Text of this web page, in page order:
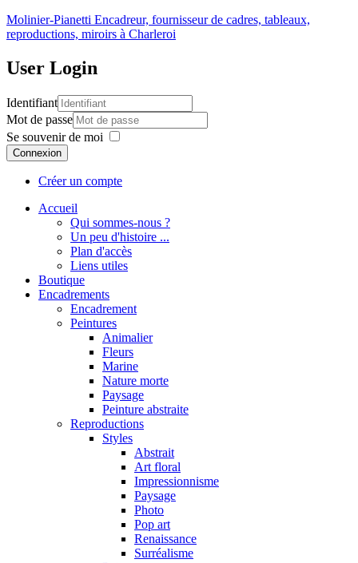
Molinier-Pianetti Encadreur, fournisseur de cadres, tableaux,
reproductions, miroirs à Charleroi
User Login
Identifiant
Mot de passe
Se souvenir de moi
Connexion
Créer un compte
Accueil
Qui sommes-nous ?
Un peu d'histoire ...
Plan d'accès
Liens utiles
Boutique
Encadrements
Encadrement
Peintures
Animalier
Fleurs
Marine
Nature morte
Paysage
Peinture abstraite
Reproductions
Styles
Abstrait
Art floral
Impressionnisme
Paysage
Photo
Pop art
Renaissance
Surréalisme